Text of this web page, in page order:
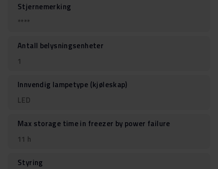
Stjernemerking
****
Antall belysningsenheter
1
Innvendig lampetype (kjøleskap)
LED
Max storage time in freezer by power failure
11 h
Styring